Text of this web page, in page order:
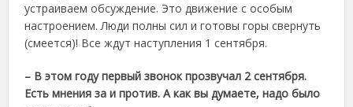
устраиваем обсуждение. Это движение с особым
настроением. Люди полны сил и готовы горы свернуть
(смеется)! Все ждут наступления 1 сентября.
– В этом году первый звонок прозвучал 2 сентября.
Есть мнения за и против. А как вы думаете, надо было